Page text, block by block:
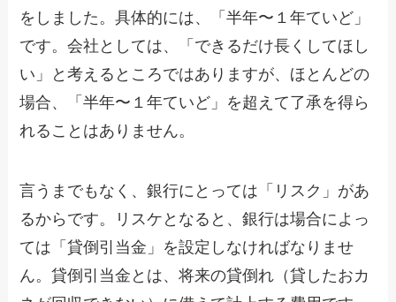
をしました。具体的には、「半年〜１年ていど」
です。会社としては、「できるだけ長くしてほし
い」と考えるところではありますが、ほとんどの
場合、「半年〜１年ていど」を超えて了承を得ら
れることはありません。
言うまでもなく、銀行にとっては「リスク」があ
るからです。リスケとなると、銀行は場合によっ
ては「貸倒引当金」を設定しなければなりませ
ん。貸倒引当金とは、将来の貸倒れ（貸したおカ